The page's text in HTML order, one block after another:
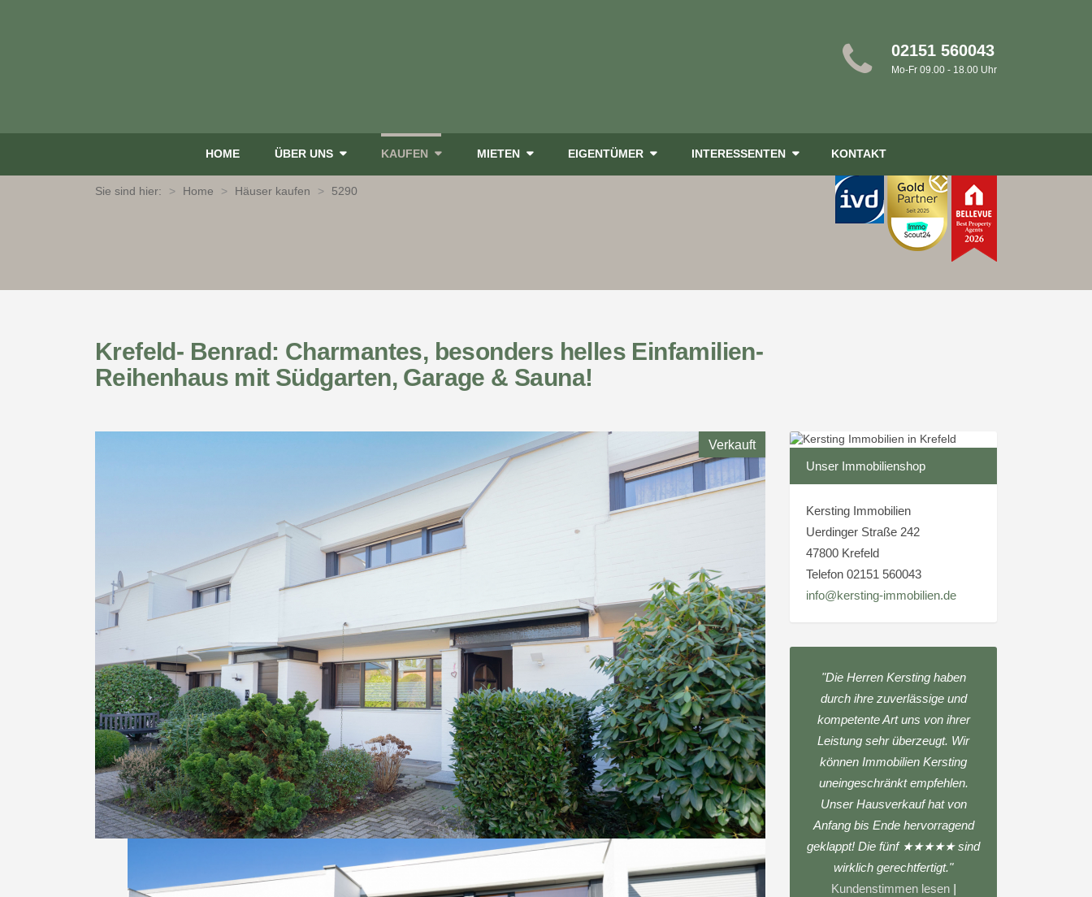
02151 560043
Mo-Fr 09.00 - 18.00 Uhr
HOME ÜBER UNS KAUFEN MIETEN EIGENTÜMER INTERESSENTEN KONTAKT
Sie sind hier: Home Häuser kaufen 5290
Krefeld- Benrad: Charmantes, besonders helles Einfamilien-
Reihenhaus mit Südgarten, Garage & Sauna!
Verkauft
Unser Immobilienshop
Kersting Immobilien
Uerdinger Straße 242
47800 Krefeld
Telefon 02151 560043
info@kersting-immobilien.de
"Die Herren Kersting haben
durch ihre zuverlässige und
kompetente Art uns von ihrer
Leistung sehr überzeugt. Wir
können Immobilien Kersting
uneingeschränkt empfehlen.
Unser Hausverkauf hat von
Anfang bis Ende hervorragend
geklappt! Die fünf ★★★★★ sind
wirklich gerechtfertigt."
Kundenstimmen lesen|